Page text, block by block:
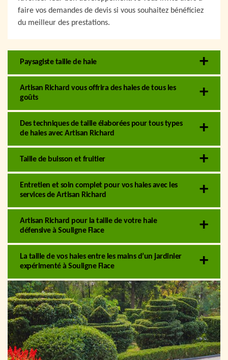
faire vos demandes de devis si vous souhaitez bénéficiez
du meilleur des prestations.
Paysagiste taille de haie
Artisan Richard vous offrira des haies de tous les
goûts
Des techniques de taille élaborées pour tous types
de haies avec Artisan Richard
Taille de buisson et fruitier
Entretien et soin complet pour vos haies avec les
services de Artisan Richard
Artisan Richard pour la taille de votre haie
défensive à Souligne Flace
La taille de vos haies entre les mains d’un jardinier
expérimenté à Souligne Flace